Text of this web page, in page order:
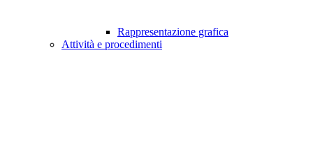
Rappresentazione grafica
Attività e procedimenti